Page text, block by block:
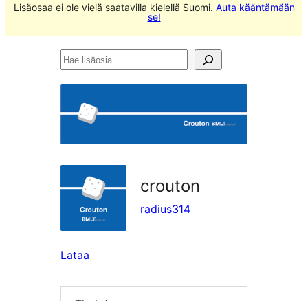
Lisäosaa ei ole vielä saatavilla kielellä Suomi. Auta kääntämään
se!
Hae
crouton
radius314
Lataa